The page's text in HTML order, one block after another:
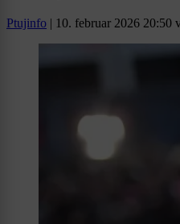
Ptujinfo | 10. februar 2026 20:50